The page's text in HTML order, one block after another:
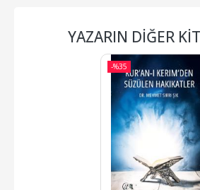
YAZARIN DIĞER
-%35